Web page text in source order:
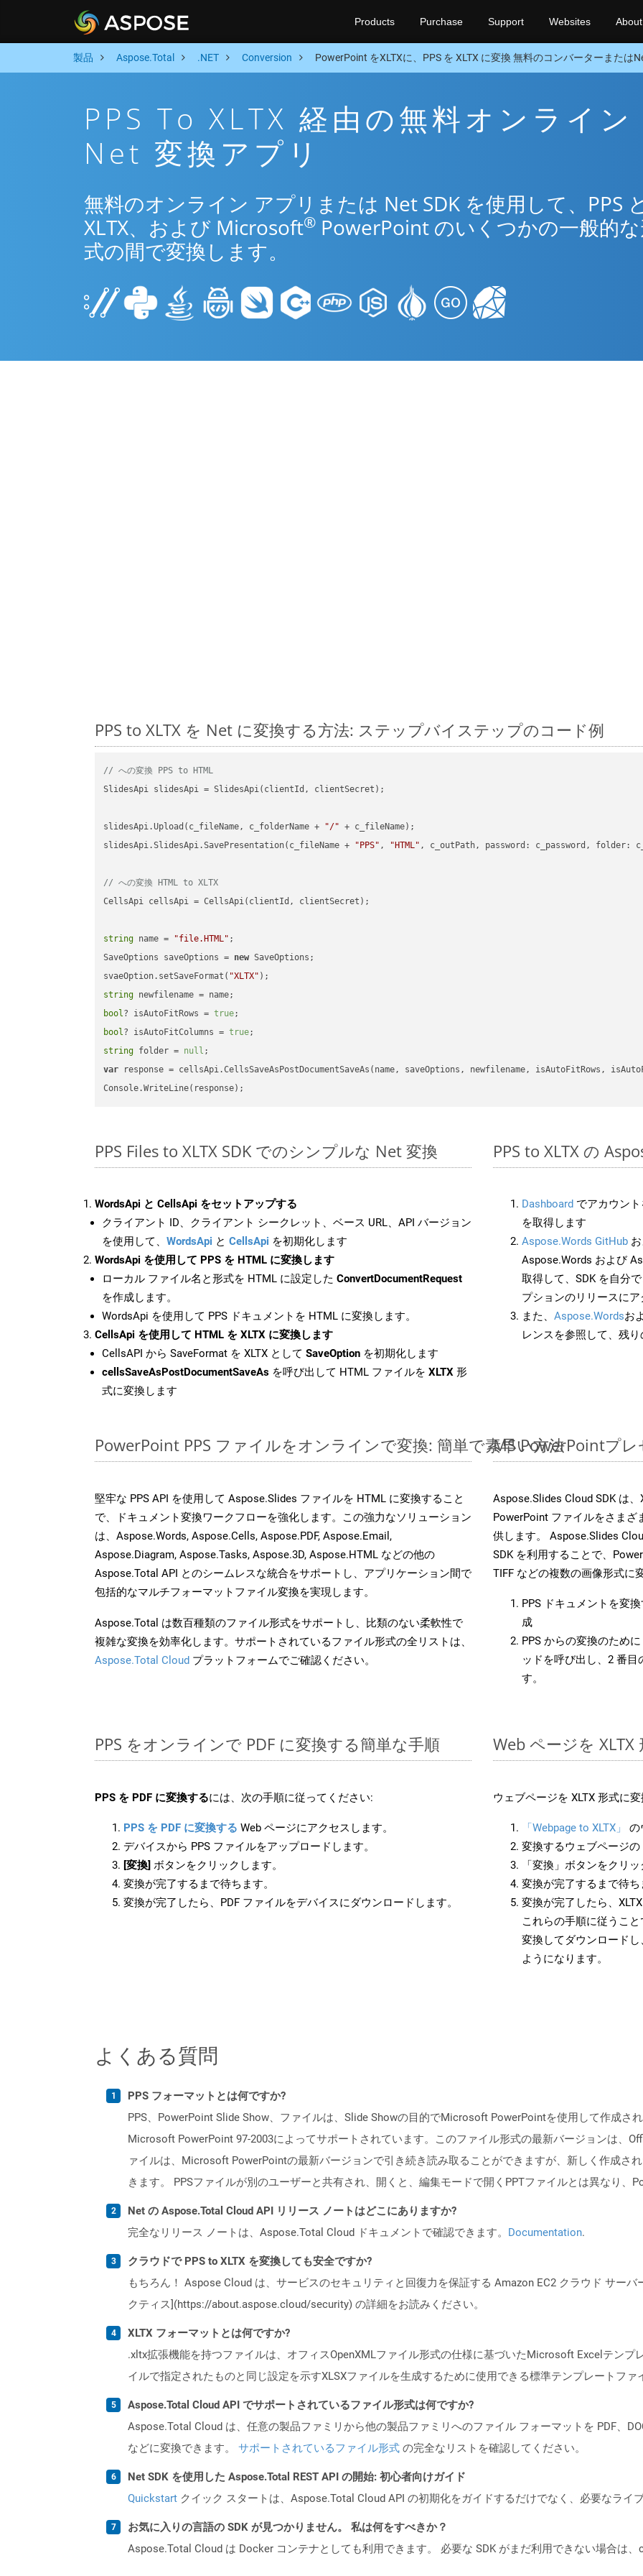
Products Purchase Support Websites About
製品 Aspose.Total .NET Conversion PowerPoint をXLTXに、PPS を XLTX に変換 無料のコンバーターまたは
PPS To XLTX 経由の無料オンライン
Net 変換アプリ
無料のオンライン アプリまたは Net SDK を使用して、PPS と
XLTX、および Microsoft® PowerPoint のいくつかの一般的
式の間で変換します。
PPS to XLTX を Net に変換する方法: ステップバイステップのコード例
// への変換 PPS to HTML
SlidesApi slidesApi = SlidesApi(clientId, clientSecret);
slidesApi.Upload(c_fileName, c_folderName + "/" + c_fileName);
slidesApi.SlidesApi.SavePresentation(c_fileName +
"PPS" , "HTML" , c_outPath, password: c_password, folder:
// への変換 HTML to XLTX
CellsApi cellsApi = CellsApi(clientId, clientSecret);
string name = "file.HTML" ;
SaveOptions saveOptions = new SaveOptions;
svaeOption.setSaveFormat( "XLTX"
string
bool? isAutoFitRows = true
bool? isAutoFitColumns = true
string folder = null
var response = cellsApi.CellsSaveAsPostDocumentSaveAs(name, saveOptions, newfilename, isAutoFitRows,
PPS Files to XLTX SDK でのシンプルな Net 変換
WordsApi と CellsApi をセットアップする
クライアント ID、クライアント シークレット、ベース URL、API バージョン
を使用して、 WordsApi と CellsApi を初期化します
WordsApi を使用して PPS を HTML に変換します
ローカル ファイル名と形式を HTML に設定した ConvertDocumentRequest
を作成します。
WordsApi を使用して PPS ドキュメントを HTML に変換します。
CellsApi を使用して HTML を XLTX に変換します
CellsAPI から SaveFormat を XLTX として SaveOption を初期化します
cellsSaveAsPostDocumentSaveAs を呼び出して HTML ファイルを XLTX 形
式に変換します
PPS to XLTX の
Dashboard でアカウン
を取得します
Aspose.Words GitHub
Aspose.Words および
取得して、SDK を自分
プションのリリースにア
また、 Aspose.Wordsお
レンスを参照して、残
PowerPoint PPS ファイルをオンラインで変換: 簡単で素早い方法
堅牢な PPS API を使用して Aspose.Slides ファイルを HTML に変換すること
で、ドキュメント変換ワークフローを強化します。この強力なソリューション
は、Aspose.Words, Aspose.Cells, Aspose.PDF, Aspose.Email,
Aspose.Diagram, Aspose.Tasks, Aspose.3D, Aspose.HTML などの他の
Aspose.Total API とのシームレスな統合をサポートし、アプリケーション間で
包括的なマルチフォーマットファイル変換を実現します。
Aspose.Total は数百種類のファイル形式をサポートし、比類のない柔軟性で
複雑な変換を効率化します。サポートされているファイル形式の全リストは、
Aspose.Total Cloud プラットフォームでご確認ください。
MS PowerPointプ
Aspose.Slides Cloud SDK は
PowerPoint ファイルをさまざ
供します。 Aspose.Slides
SDK を利用することで、
TIFF などの複数の画像形式に
PPS ドキュメントを変
成
PPS からの変換のため
ッドを呼び出し、2 番
す。
PPS をオンラインで PDF に変換する簡単な手順
PPS を PDF に変換するには、次の手順に従ってください:
PPS を PDF に変換する Web ページにアクセスします。
デバイスから PPS ファイルをアップロードします。
[変換] ボタンをクリックします。
変換が完了するまで待ちます。
変換が完了したら、PDF ファイルをデバイスにダウンロードします。
Web ページを
ウェブページを XLTX 形式に
「Webpage to XLTX」
の
変換するウェブページの
「変換」ボタンをクリ
変換が完了するまで待ち
変換が完了したら、
これらの手順に従うこ
変換してダウンロード
ようになります。
よくある質問
PPS フォーマットとは何ですか?
PPS、PowerPoint Slide Show、ファイルは、Slide Showの目的でMicrosoft PowerPointを使用して作成さ
Microsoft PowerPoint 97-2003によってサポートされています。このファイル形式の最新バージョンは、
ァイルは、Microsoft PowerPointの最新バージョンで引き続き読み取ることができますが、新しく作成さ
きます。 PPSファイルが別のユーザーと共有され、開くと、編集モードで開くPPTファイルとは異なり、
Net の Aspose.Total Cloud API リリース ノートはどこにありますか?
完全なリリース ノートは、Aspose.Total Cloud ドキュメントで確認できます。 Documentation.
クラウドで PPS to XLTX を変換しても安全ですか?
もちろん！ Aspose Cloud は、サービスのセキュリティと回復力を保証する Amazon EC2 クラウド サー
クティス](https://about.aspose.cloud/security) の詳細をお読みください。
XLTX フォーマットとは何ですか?
.xltx拡張機能を持つファイルは、オフィスOpenXMLファイル形式の仕様に基づいたMicrosoft Excelテンプ
イルで指定されたものと同じ設定を示すXLSXファイルを生成するために使用できる標準テンプレートファ
Aspose.Total Cloud API でサポートされているファイル形式は何ですか?
Aspose.Total Cloud は、任意の製品ファミリから他の製品ファミリへのファイル フォーマットを PDF、
などに変換できます。 サポートされているファイル形式 の完全なリストを確認してください。
Net SDK を使用した Aspose.Total REST API の開始: 初心者向けガイド
Quickstart クイック スタートは、Aspose.Total Cloud API の初期化をガイドするだけでなく、必要なライ
お気に入りの言語の SDK が見つかりません。 私は何をすべきか？
Aspose.Total Cloud は Docker コンテナとしても利用できます。 必要な SDK がまだ利用できない場合は、